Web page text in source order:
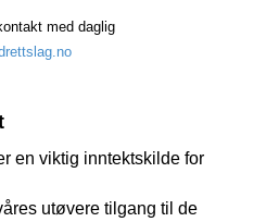
med daglig
en viktig inntektskilde for
utøvere tilgang til de